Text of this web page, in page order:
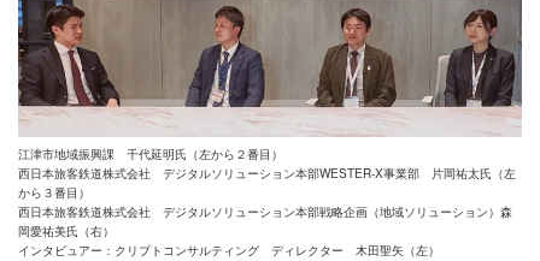
江津市地域振興課 千代延明氏（左から２番目）
西日本旅客鉄道株式会社 デジタルソリューション本部WESTER-X事業部 片岡祐太氏（左
から３番目）
西日本旅客鉄道株式会社 デジタルソリューション本部戦略企画（地域ソリューション）森
岡愛祐美氏（右）
インタビュアー：クリプトコンサルティング ディレクター 木田聖矢（左）